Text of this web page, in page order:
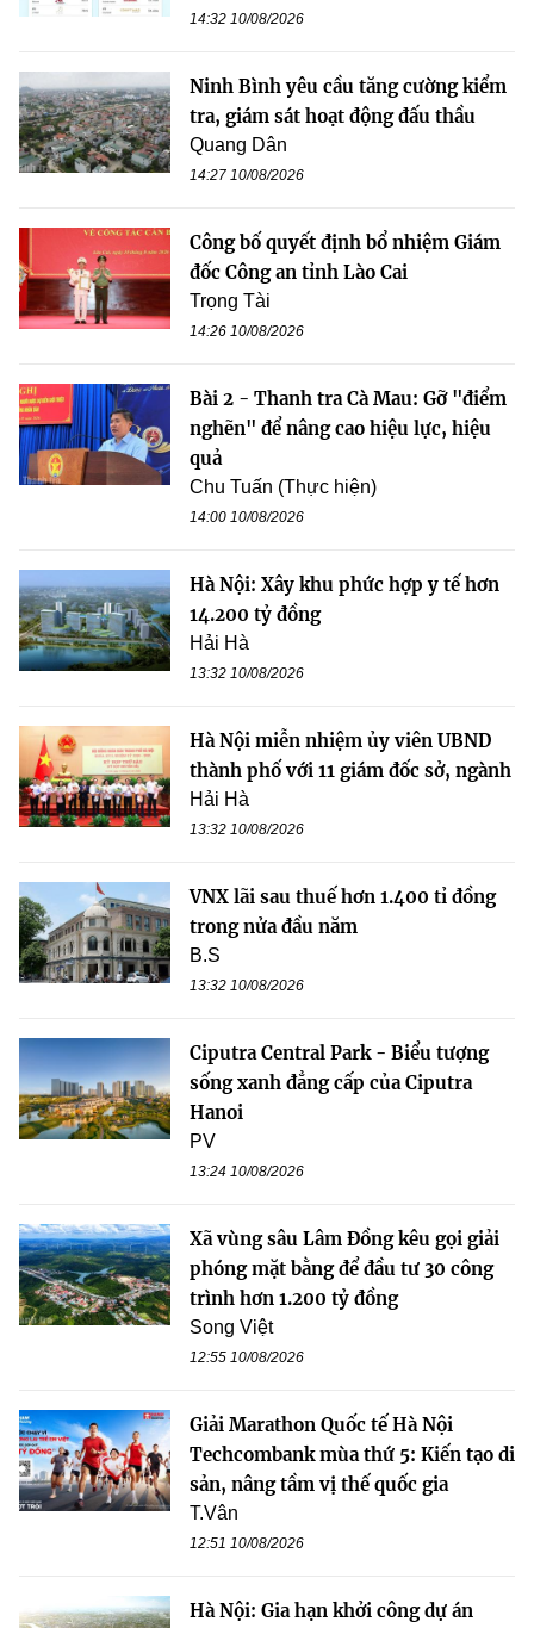
14:32 10/08/2026
Ninh Bình yêu cầu tăng cường kiểm
tra, giám sát hoạt động đấu thầu
Quang Dân
14:27 10/08/2026
Công bố quyết định bổ nhiệm Giám
đốc Công an tỉnh Lào Cai
Trọng Tài
14:26 10/08/2026
Bài 2 - Thanh tra Cà Mau: Gỡ "điểm
nghẽn" để nâng cao hiệu lực, hiệu
quả
Chu Tuấn (Thực hiện)
14:00 10/08/2026
Hà Nội: Xây khu phức hợp y tế hơn
14.200 tỷ đồng
Hải Hà
13:32 10/08/2026
Hà Nội miễn nhiệm ủy viên UBND
thành phố với 11 giám đốc sở, ngành
Hải Hà
13:32 10/08/2026
VNX lãi sau thuế hơn 1.400 tỉ đồng
trong nửa đầu năm
B.S
13:32 10/08/2026
Ciputra Central Park - Biểu tượng
sống xanh đẳng cấp của Ciputra
Hanoi
PV
13:24 10/08/2026
Xã vùng sâu Lâm Đồng kêu gọi giải
phóng mặt bằng để đầu tư 30 công
trình hơn 1.200 tỷ đồng
Song Việt
12:55 10/08/2026
Giải Marathon Quốc tế Hà Nội
Techcombank mùa thứ 5: Kiến tạo di
sản, nâng tầm vị thế quốc gia
T.Vân
12:51 10/08/2026
Hà Nội: Gia hạn khởi công dự án